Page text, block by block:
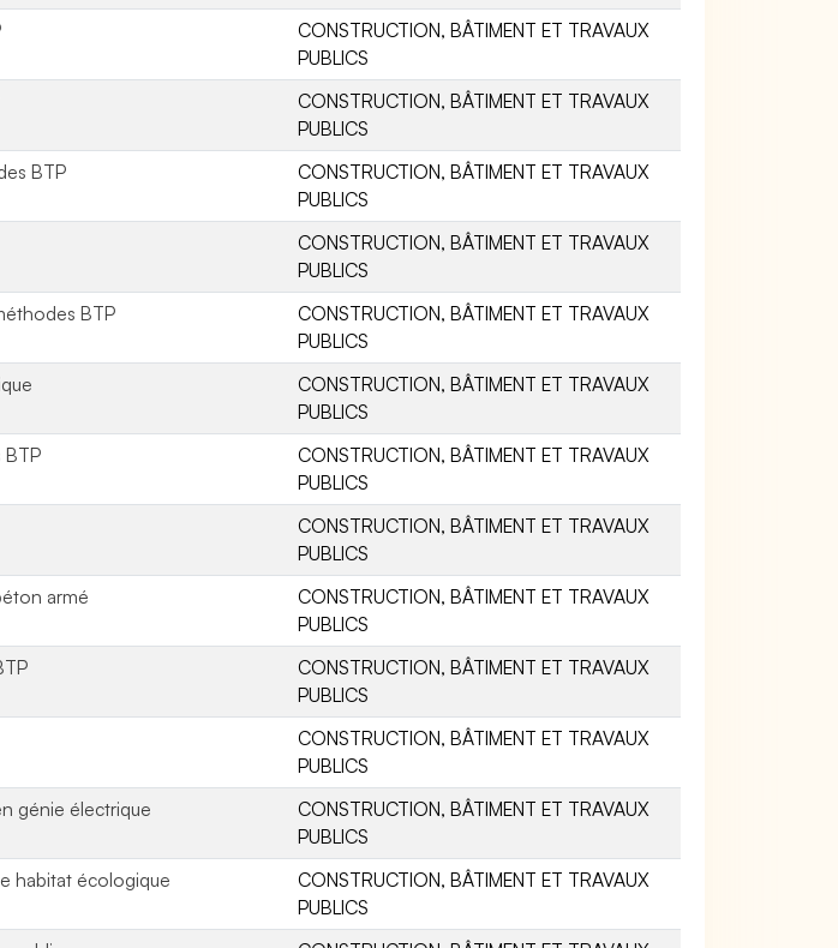
CONSTRUCTION, BÂTIMENT ET TRAVAUX
PUBLICS
CONSTRUCTION, BÂTIMENT ET TRAVAUX
PUBLICS
BTP
CONSTRUCTION, BÂTIMENT ET TRAVAUX
PUBLICS
CONSTRUCTION, BÂTIMENT ET TRAVAUX
PUBLICS
BTP
CONSTRUCTION, BÂTIMENT ET TRAVAUX
PUBLICS
CONSTRUCTION, BÂTIMENT ET TRAVAUX
PUBLICS
BTP
CONSTRUCTION, BÂTIMENT ET TRAVAUX
PUBLICS
CONSTRUCTION, BÂTIMENT ET TRAVAUX
PUBLICS
armé
CONSTRUCTION, BÂTIMENT ET TRAVAUX
PUBLICS
CONSTRUCTION, BÂTIMENT ET TRAVAUX
PUBLICS
CONSTRUCTION, BÂTIMENT ET TRAVAUX
PUBLICS
génie électrique
CONSTRUCTION, BÂTIMENT ET TRAVAUX
PUBLICS
habitat écologique
CONSTRUCTION, BÂTIMENT ET TRAVAUX
PUBLICS